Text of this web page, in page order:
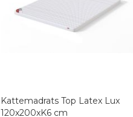
Kattemadrats Top Latex Lux
120x200xK6 cm